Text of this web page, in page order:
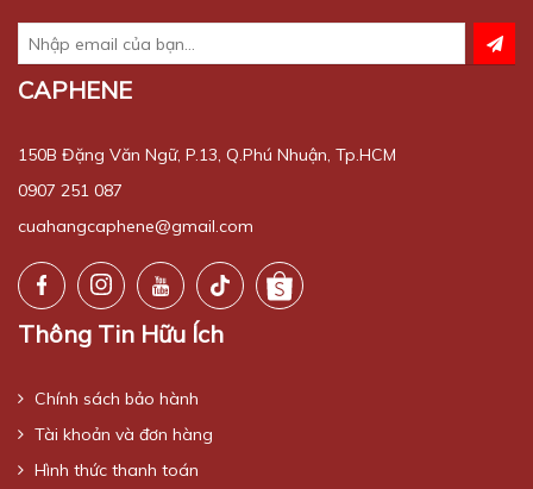
CAPHENE
150B Đặng Văn Ngữ, P.13, Q.Phú Nhuận, Tp.HCM
0907 251 087
cuahangcaphene@gmail.com
Thông Tin Hữu Ích
Chính sách bảo hành
Tài khoản và đơn hàng
Hình thức thanh toán